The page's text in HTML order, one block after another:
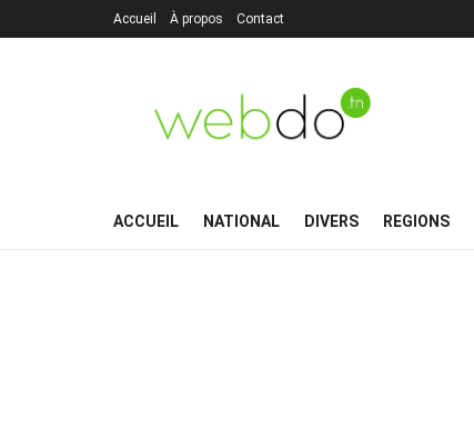
Accueil À propos Contact
ACCUEIL NATIONAL DIVERS REGIONS